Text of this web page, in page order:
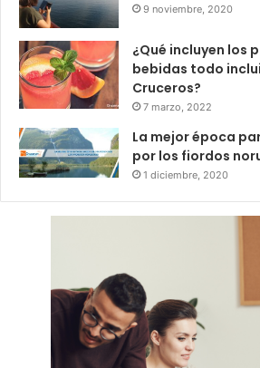
9 noviembre, 2020
¿Qué incluyen los
bebidas todo
Cruceros?
7 marzo, 2022
La mejor época
por los fiordos
1 diciembre, 2020